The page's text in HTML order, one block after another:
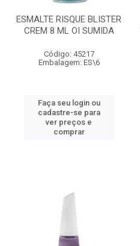
ESMALTE RISQUE BLISTER
CREM 8 ML OI SUMIDA
Código: 45217
Embalagem: ES\6
Faça seu login ou
cadastre-se para
ver preços e
comprar